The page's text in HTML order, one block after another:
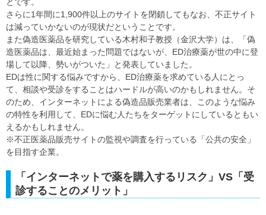
さらに1年間に1,900件以上のサイトを閉鎖してもなお、不正サイト
は減っていかないのが現状だということです。
また偽造医薬品を研究している木村和子教授（金沢大学）は、「偽
造医薬品は、最近始まった問題ではないが、ED治療薬が世の中に登
場して以降、勢いがついた」と発表していました。
EDは性に関する悩みですから、ED治療薬を求めている人にとっ
て、相談や受診をすることはハードルが高いのかもしれません。そ
のため、インターネットによる偽造品販売業者は、このような悩み
の特性を利用して、EDに悩む人たちをターゲットにしているともい
えるかもしれません。
※不正医薬品販売サイトの監視や調査を行っている「公共の安全」
を目指す企業。
「インターネットで薬を購入するリスク」VS「受
診することのメリット」